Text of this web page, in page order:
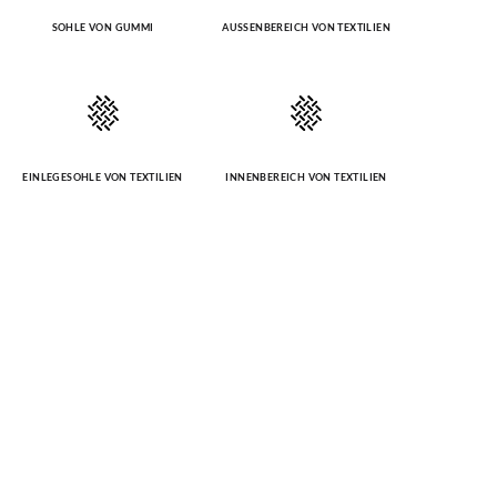
SOHLE VON GUMMI AUSSENBEREICH VON TEXTILIEN
EINLEGESOHLE VON TEXTILIEN INNENBEREICH VON TEXTILIEN